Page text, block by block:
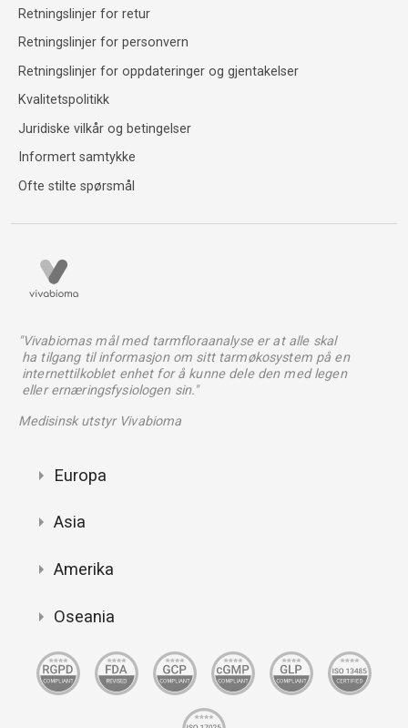
Retningslinjer for retur
Retningslinjer for personvern
Retningslinjer for oppdateringer og gjentakelser
Kvalitetspolitikk
Juridiske vilkår og betingelser
Informert samtykke
Ofte stilte spørsmål
"Vivabiomas mål med tarmfloraanalyse er at alle skal
ha tilgang til informasjon om sitt tarmøkosystem på en
internettilkoblet enhet for å kunne dele den med legen
eller ernæringsfysiologen sin."
Medisinsk utstyr Vivabioma
Europa
Asia
Amerika
Oseania